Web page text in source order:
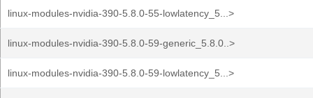
linux-modules-nvidia-390-5.8.0-55-lowlatency_5...>
linux-modules-nvidia-390-5.8.0-59-generic_5.8.0..>
linux-modules-nvidia-390-5.8.0-59-lowlatency_5...>